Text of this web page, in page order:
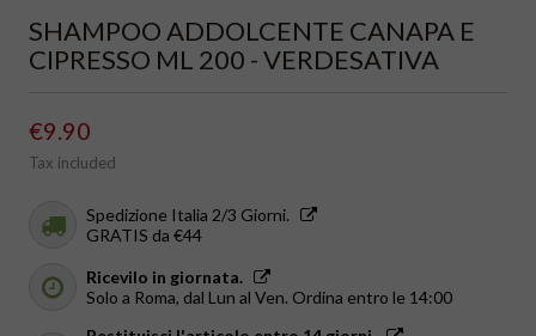
SHAMPOO ADDOLCENTE CANAPA E
CIPRESSO ML 200 - VERDESATIVA
€9.90
Tax included
Spedizione Italia 2/3 Giorni.
GRATIS da €44
Ricevilo in giornata.
Solo a Roma, dal Lun al Ven. Ordina entro le 14:00